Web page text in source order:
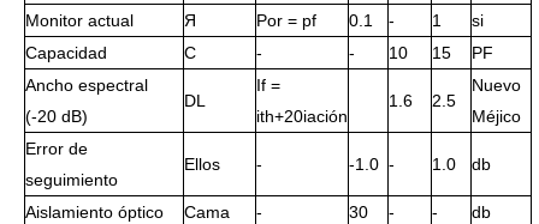
Monitor actual Я Por = pf 0.1 - 1
si
Capacidad
С - - 10 15
PF
Ancho espectral
(-20 dB)
DL
If =
ith+20iación
1.6 2.5
Nuevo
Méjico
Error de
seguimiento
Ellos - -1.0 - 1.0 db
Aislamiento óptico Cama - 30 - -
db